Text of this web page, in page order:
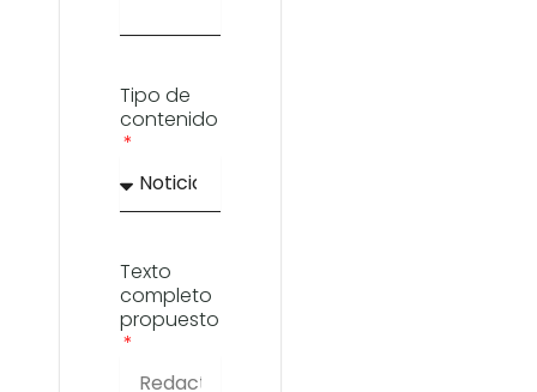
Tipo de
contenido
Texto
completo
propuesto